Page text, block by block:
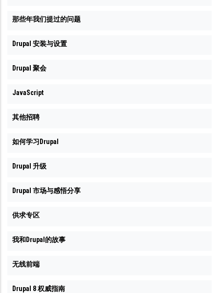
那些年我们提过的问题
Drupal 安装与设置
Drupal 聚会
JavaScript
其他招聘
如何学习Drupal
Drupal 升级
Drupal 市场与感悟分享
供求专区
我和Drupal的故事
无线前端
Drupal 8 权威指南